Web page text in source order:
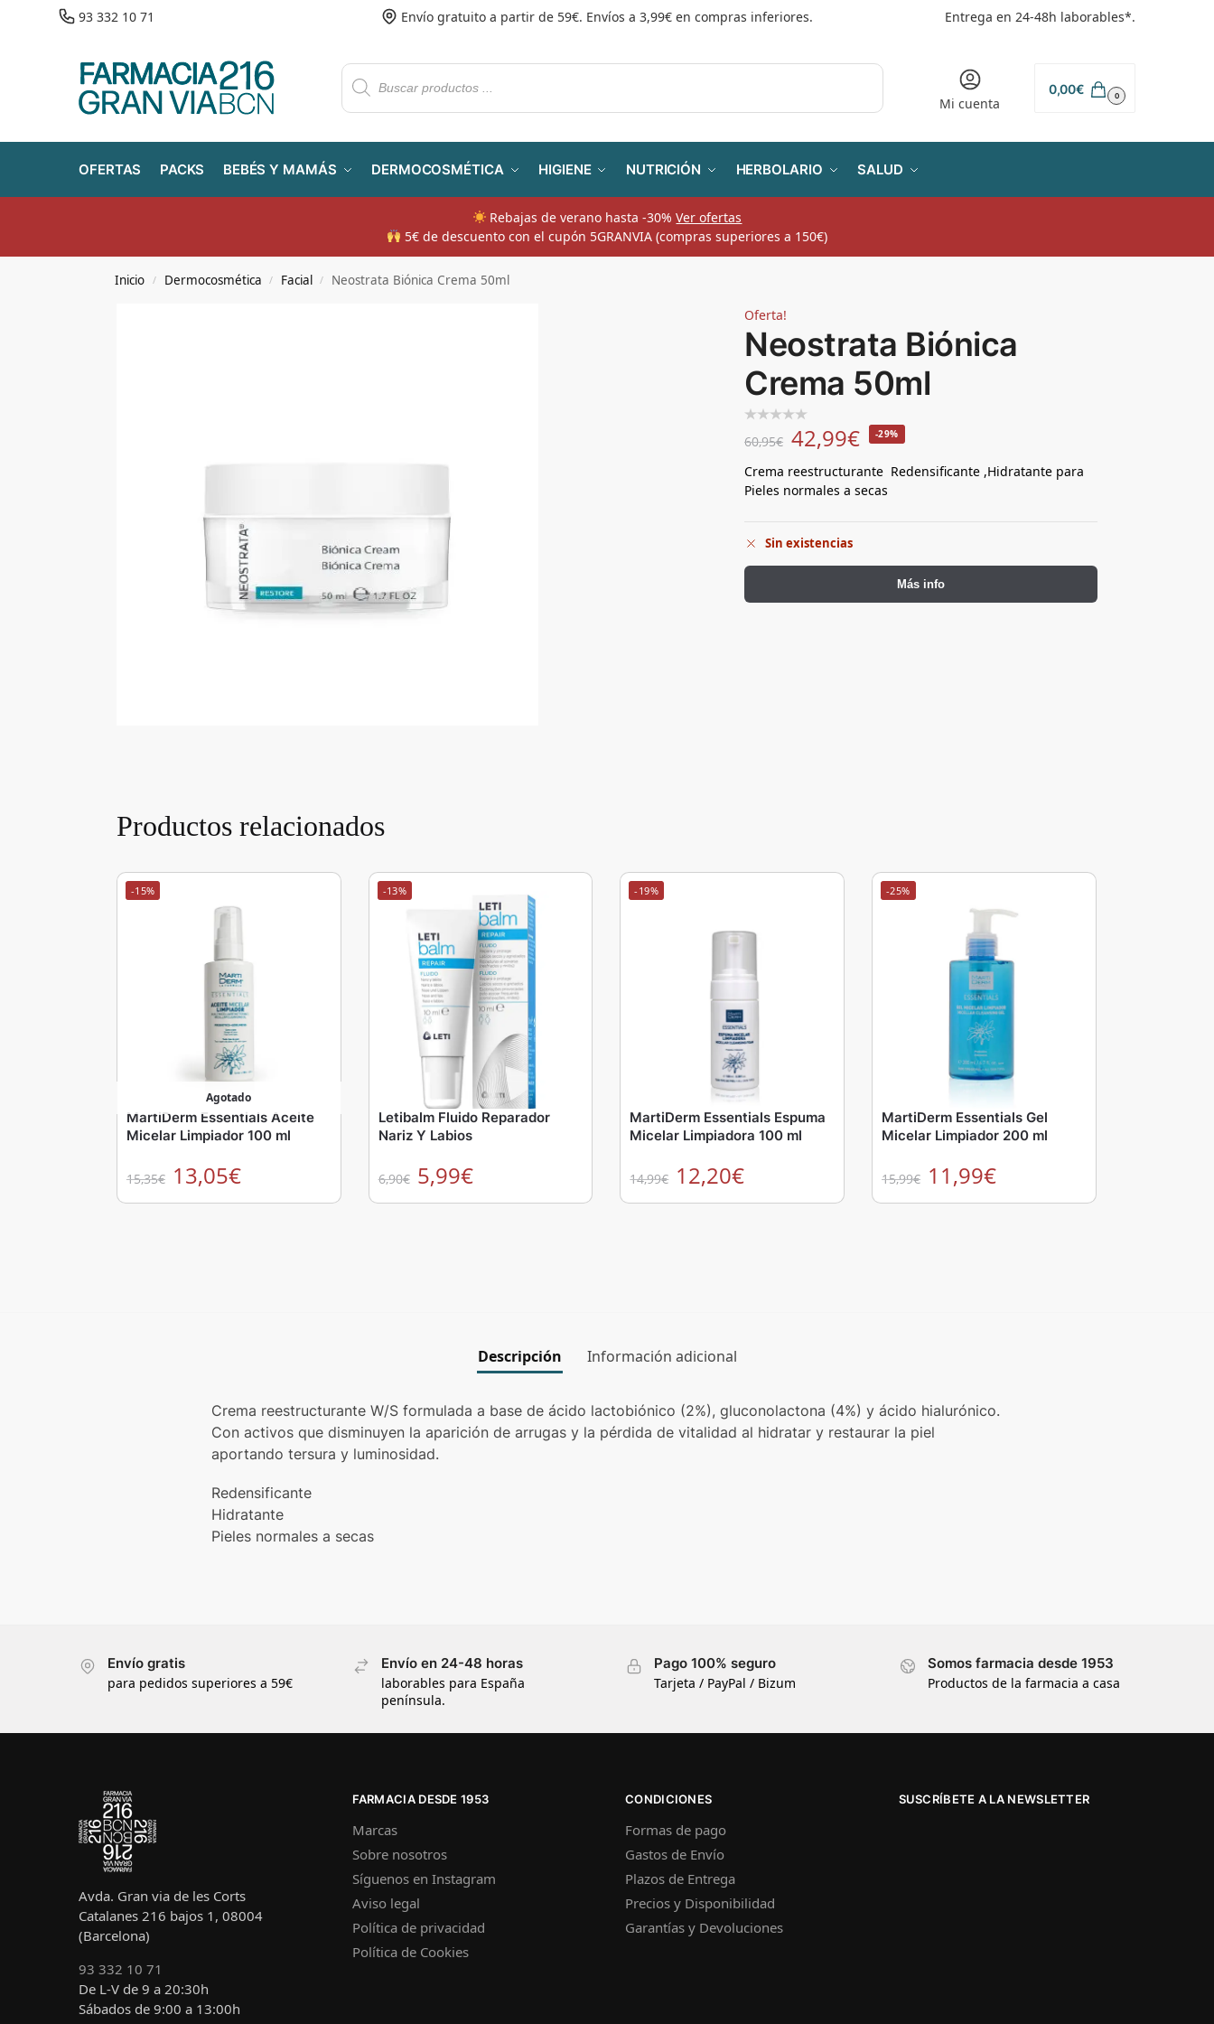
93 332 10 71 Envío gratuito a partir de 59€. Envíos a 3,99€ en compras inferiores. Entrega en 24-48h laborables*.
Mi cuenta
0,00€ 0
OFERTAS PACKS BEBÉS Y MAMÁS DERMOCOSMÉTICA HIGIENE NUTRICIÓN HERBOLARIO SALUD
Rebajas de verano hasta -30%Ver ofertas
​ 5€ de descuento con el cupón 5GRANVIA (compras superiores a 150€)
Inicio / Dermocosmética / Facial / Neostrata Biónica Crema 50ml
Oferta!
Neostrata Biónica
Crema 50ml
60,95€ 42,99€ -29%
Crema reestructurante Redensificante ,Hidratante para
Pieles normales a secas
Sin existencias
Más info
Productos relacionados
-15%
Agotado
MartiDerm Essentials Aceite
Micelar Limpiador 100 ml
15,35€ 13,05€
-13%
Letibalm Fluido Reparador
Nariz Y Labios
6,90€ 5,99€
-19%
MartiDerm Essentials Espuma
Micelar Limpiadora 100 ml
14,99€ 12,20€
-25%
MartiDerm Essentials Gel
Micelar Limpiador 200 ml
15,99€ 11,99€
Descripción Información adicional
Crema reestructurante W/S formulada a base de ácido lactobiónico (2%), gluconolactona (4%) y ácido hialurónico.
Con activos que disminuyen la aparición de arrugas y la pérdida de vitalidad al hidratar y restaurar la piel
aportando tersura y luminosidad.
Redensificante
Hidratante
Pieles normales a secas
Envío gratis
para pedidos superiores a 59€
Envío en 24-48 horas
laborables para España
península.
Pago 100% seguro
Tarjeta / PayPal / Bizum
Somos farmacia desde 1953
Productos de la farmacia a casa
Avda. Gran via de les Corts
Catalanes 216 bajos 1, 08004
(Barcelona)
93 332 10 71
De L-V de 9 a 20:30h
Sábados de 9:00 a 13:00h
FARMACIA DESDE 1953
Marcas
Sobre nosotros
Síguenos en Instagram
Aviso legal
Política de privacidad
Política de Cookies
CONDICIONES
Formas de pago
Gastos de Envío
Plazos de Entrega
Precios y Disponibilidad
Garantías y Devoluciones
SUSCRÍBETE A LA NEWSLETTER